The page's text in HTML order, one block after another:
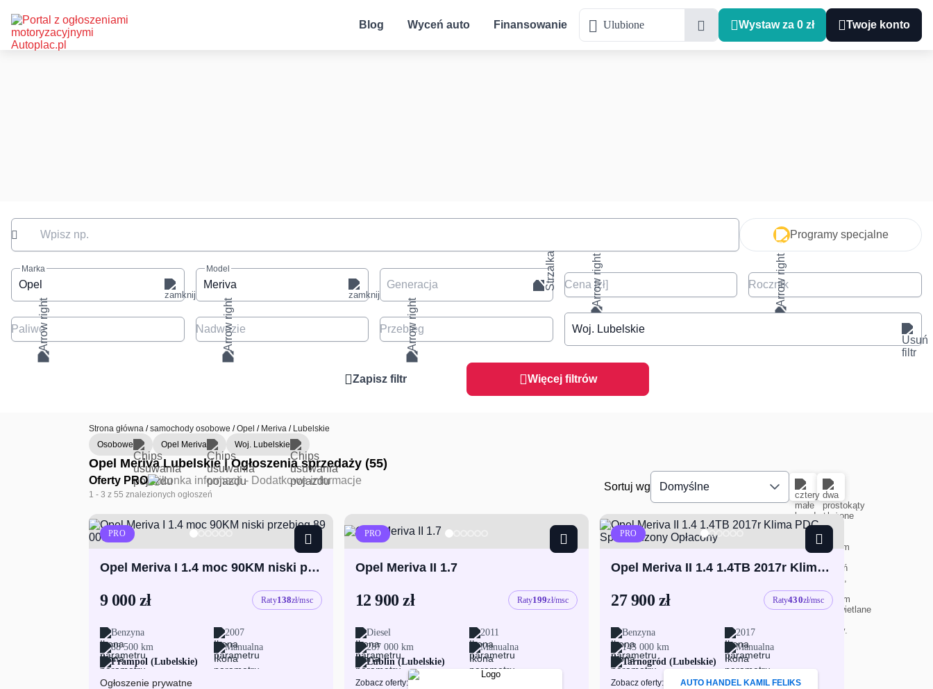
Blog Wyceń auto Finansowanie Ulubione Wystaw za 0 zł Twoje konto
Wpisz np. Programy specjalne
Marka
Opel
Model
Meriva Generacja Cena [zł] Rocznik
Paliwo Nadwozie Przebieg Woj. Lubelskie
Zapisz filtr Więcej filtrów
Strona główna /samochody osobowe /Opel /Meriva /Lubelskie
Osobowe
Opel Meriva Woj. Lubelskie
Opel Meriva Lubelskie | Ogłoszenia sprzedaży (55)
Oferty PRO
1 - 3 z 55 znalezionych ogłoszeń
Sortuj wg Domyślne
PRO
Opel Meriva I 1.4 moc 90KM niski przebieg 89 000 km
9 000 zł Raty138zł/msc
Benzyna
2007
88 500 km
Manualna
Frampol (Lubelskie)
Ogłoszenie prywatne
PRO
Opel Meriva II 1.7
12 900 zł Raty199zł/msc
Diesel
2011
287 000 km
Manualna
Lublin (Lubelskie)
Zobacz oferty:
PRO
Opel Meriva II 1.4 1.4TB 2017r Klima PDC Sprowadzony Opłacony
27 900 zł Raty430zł/msc
Benzyna
2017
143 000 km
Manualna
Tarnogród (Lubelskie)
Zobacz oferty: AUTO HANDEL KAMIL FELIKS